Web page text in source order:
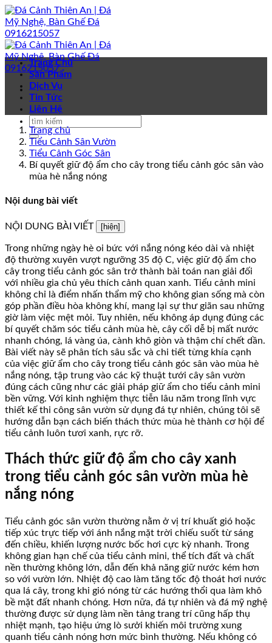
Bỏ
qua
nội
dung
Trang Chủ
Sản Phẩm
Dịch Vụ
Tin Tức
Liên Hệ
Trang chủ
Tiểu Cảnh Sân Vườn
Tiểu Cảnh Góc Sân
Bí quyết giữ độ ẩm cho cây trong tiểu cảnh góc sân vào
mùa hè nắng nóng
Nội dung bài viết
NỘI DUNG BÀI VIẾT [hiện]
Trong những ngày hè oi bức với nắng nóng kéo dài và nhiệt
độ thường xuyên vượt ngưỡng 35 độ C, việc giữ độ ẩm cho
cây trong tiểu cảnh góc sân trở thành bài toán nan giải đối
với nhiều gia chủ yêu thích cảnh quan xanh. Tiểu cảnh mini
không chỉ là điểm nhấn thẩm mỹ cho không gian sống mà còn
góp phần điều hòa không khí, mang lại sự thư giãn sau những
giờ làm việc mệt mỏi. Tuy nhiên, nếu không áp dụng đúng các
bí quyết chăm sóc tiểu cảnh mùa hè, cây cối dễ bị mất nước
nhanh chóng, lá vàng úa, cành khô giòn và thậm chí chết dần.
Bài viết này sẽ phân tích sâu sắc và chi tiết từng khía cạnh
của việc giữ ẩm cho cây trong tiểu cảnh góc sân vào mùa hè
nắng nóng, tập trung vào các kỹ thuật tưới cây sân vườn
đúng cách cũng như các giải pháp giữ ẩm cho tiểu cảnh mini
bền vững. Với kinh nghiệm thực tiễn lâu năm trong lĩnh vực
thiết kế thi công sân vườn sử dụng đá tự nhiên, chúng tôi sẽ
hướng dẫn bạn cách biến thách thức mùa hè thành cơ hội để
tiểu cảnh luôn tươi xanh, rực rỡ.
Thách thức giữ độ ẩm cho cây xanh
trong tiểu cảnh góc sân vườn mùa hè
nắng nóng
Tiểu cảnh góc sân vườn thường nằm ở vị trí khuất gió hoặc
tiếp xúc trực tiếp với ánh nắng mặt trời chiếu suốt từ sáng
đến chiều, khiến lượng nước bốc hơi cực kỳ nhanh. Trong
không gian hạn chế của tiểu cảnh mini, thể tích đất và chất
nền thường không lớn, dẫn đến khả năng giữ nước kém hơn
so với vườn lớn. Nhiệt độ cao làm tăng tốc độ thoát hơi nước
qua lá cây, trong khi gió nóng từ các hướng thổi qua làm khô
bề mặt đất nhanh chóng. Hơn nữa, đá tự nhiên và đá mỹ nghệ
thường được sử dụng làm nền tảng trang trí cũng hấp thụ
nhiệt mạnh, tạo hiệu ứng lò sưởi khiến môi trường xung
quanh tiểu cảnh nóng hơn mức bình thường. Nếu không có